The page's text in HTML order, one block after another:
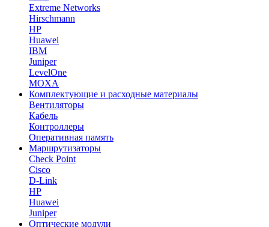
Extreme Networks
Hirschmann
HP
Huawei
IBM
Juniper
LevelOne
MOXA
Комплектующие и расходные материалы
Вентиляторы
Кабель
Контроллеры
Оперативная память
Маршрутизаторы
Check Point
Cisco
D-Link
HP
Huawei
Juniper
Оптические модули